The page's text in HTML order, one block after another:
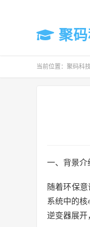
聚
当前位置： 聚码科技
一、背景介
随着环保
系统中的核
逆变器展开